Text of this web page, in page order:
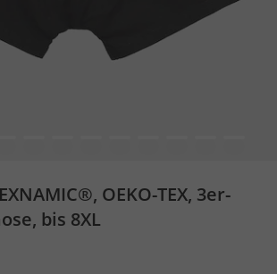
OEKO-TEX, 3er-
bis 8XL